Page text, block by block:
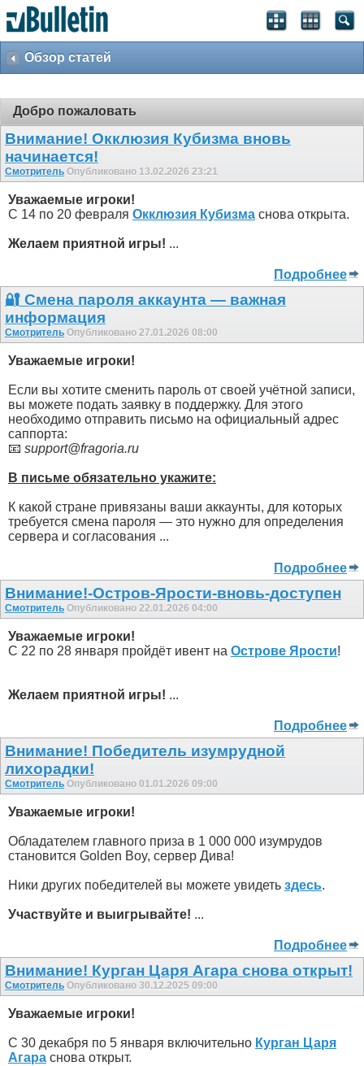
Обзор статей
Добро пожаловать
Внимание! Окклюзия Кубизма внoвь
начинается!
Смотритель Опубликовано 13.02.2026 23:21
Уважаемые игроки!
С 14 по 20 февраля Окклюзия Кубизма снова открыта.
Желаем приятной игры! ...
Подробнее
🔐 Смена пароля аккаунта — важная
информация
Смотритель Опубликовано 27.01.2026 08:00
Уважаемые игроки!
Если вы хотите сменить пароль от своей учётной записи,
вы можете подать заявку в поддержку. Для этого
необходимо отправить письмо на официальный адрес
саппорта:
📧 support@fragoria.ru
В письме обязательно укажите:
К какой стране привязаны ваши аккаунты, для которых
требуется смена пароля — это нужно для определения
сервера и согласования ...
Подробнее
Внимание!-Остров-Ярости-вновь-доступен
Смотритель Опубликовано 22.01.2026 04:00
Уважаемые игроки!
С 22 по 28 января пройдёт ивент на Острове Ярости!
Желаем приятной игры! ...
Подробнее
Внимание! Победитель изумрудной
лихорадки!
Смотритель Опубликовано 01.01.2026 09:00
Уважаемые игроки!
Обладателем главного приза в 1 000 000 изумрудов
становится Golden Boy, сервер Дива!
Ники других победителей вы можете увидеть здесь.
Участвуйте и выигрывайте! ...
Подробнее
Внимание! Курган Царя Агара снова открыт!
Смотритель Опубликовано 30.12.2025 09:00
Уважаемые игроки!
С 30 декабря по 5 января включительно Курган Царя
Агара снова открыт.